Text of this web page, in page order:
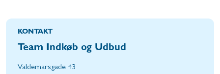
KONTAKT
Team Indkøb og Udbud
Valdemarsgade 43